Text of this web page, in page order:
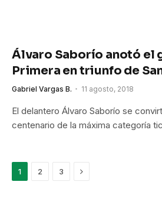
Álvaro Saborío anotó el
Primera en triunfo de
Gabriel Vargas B. 11 agosto, 2018
El delantero Álvaro Saborío se
centenario de la máxima categoría
1 2 3 Next